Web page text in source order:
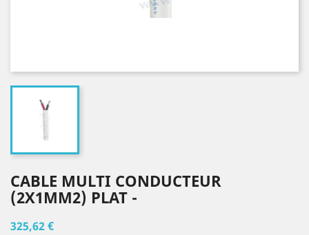
CABLE MULTI CONDUCTEUR
(2X1MM2) PLAT -
325,62 €